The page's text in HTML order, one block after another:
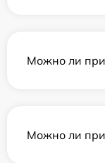
Можно ли
Можно ли